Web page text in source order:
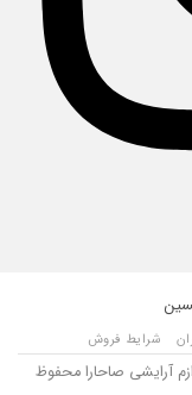
شرایط فروش
آرایشی صاحارا محفوظ